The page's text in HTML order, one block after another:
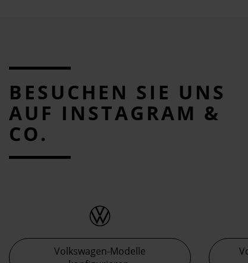
BESUCHEN SIE UNS
AUF INSTAGRAM &
CO.
Volkswagen-Modelle